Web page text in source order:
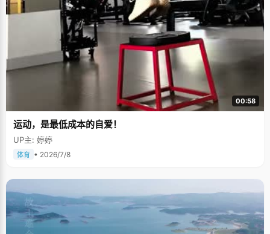
00:58
运动，是最低成本的自爱！
UP主: 婷婷
体育 • 2026/7/8